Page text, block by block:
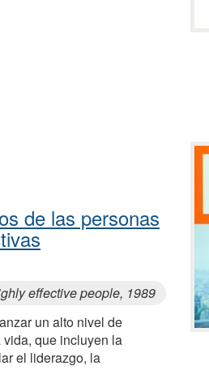
de las personas
effective people, 1989
un alto nivel de
que incluyen la
el liderazgo, la